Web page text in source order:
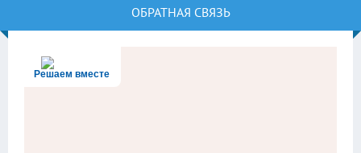
ОБРАТНАЯ СВЯЗЬ
Решаем вместе